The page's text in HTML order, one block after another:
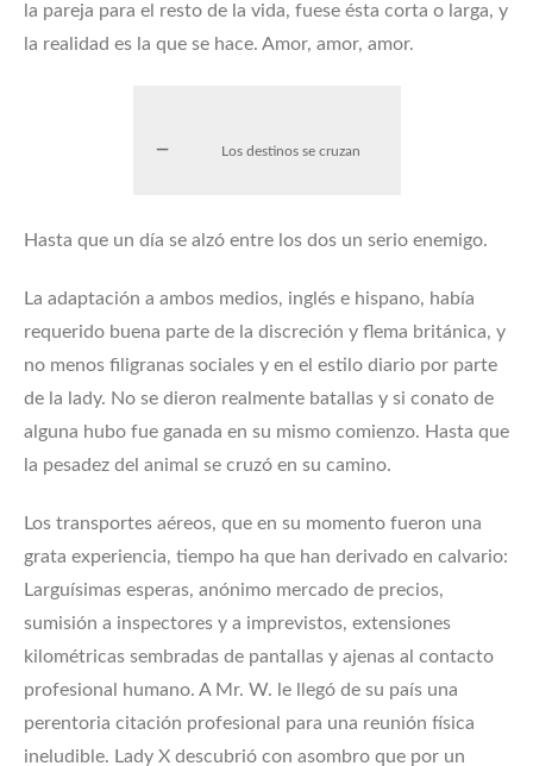
la pareja para el resto de la vida, fuese ésta corta o larga, y
la realidad es la que se hace. Amor, amor, amor.
Los destinos se cruzan
Hasta que un día se alzó entre los dos un serio enemigo.
La adaptación a ambos medios, inglés e hispano, había
requerido buena parte de la discreción y flema británica, y
no menos filigranas sociales y en el estilo diario por parte
de la lady. No se dieron realmente batallas y si conato de
alguna hubo fue ganada en su mismo comienzo. Hasta que
la pesadez del animal se cruzó en su camino.
Los transportes aéreos, que en su momento fueron una
grata experiencia, tiempo ha que han derivado en calvario:
Larguísimas esperas, anónimo mercado de precios,
sumisión a inspectores y a imprevistos, extensiones
kilométricas sembradas de pantallas y ajenas al contacto
profesional humano. A Mr. W. le llegó de su país una
perentoria citación profesional para una reunión física
ineludible. Lady X descubrió con asombro que por un